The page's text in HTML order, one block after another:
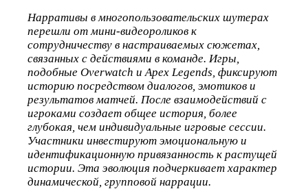
Нарративы в многопользовательских шутерах
перешли от мини-видеороликов к
сотрудничеству в настраиваемых сюжетах,
связанных с действиями в команде. Игры,
подобные Overwatch и Apex Legends, фиксируют
историю посредством диалогов, эмотиков и
результатов матчей. После взаимодействий с
игроками создает общее история, более
глубокая, чем индивидуальные игровые сессии.
Участники инвестируют эмоциональную и
идентификационную привязанность к растущей
истории. Эта эволюция подчеркивает характер
динамической, групповой наррации.